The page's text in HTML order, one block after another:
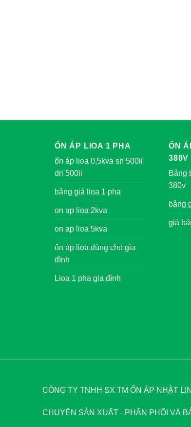
ỔN ÁP LIOA 1 PHA
ổn áp lioa 0,5kva sh 500ii
dri 500ii
bảng giá lioa 1 pha
on ap lioa 2kva
on ap lioa 5kva
ổn áp lioa dùng cho gia
đình
Lioa 1 pha gia đình
ỔN
380V
Bảng
380v
bảng
giá
CÔNG TY TNHH SX TM ỔN ÁP NHẬT
CHUYÊN SẢN XUẤT - PHÂN PHỐI VÀ